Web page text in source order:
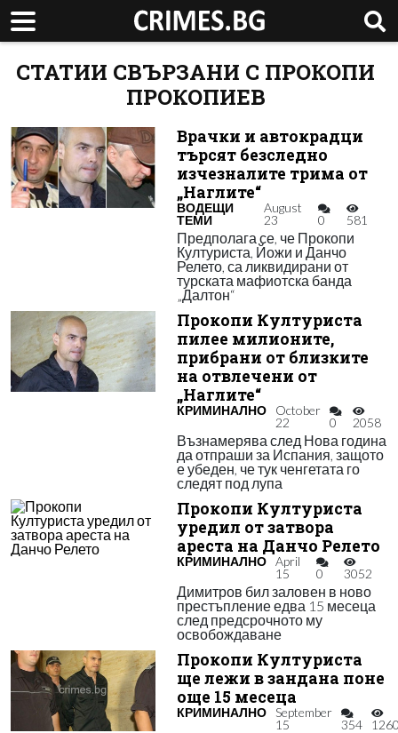
СТАТИИ СВЪРЗАНИ С ПРОКОПИ
ПРОКОПИЕВ
Врачки и автокрадци
търсят безследно
изчезналите трима от
„Наглите“
ВОДЕЩИ
ТЕМИ
August
23
0 581
Предполага се, че Прокопи
Културиста, Йожи и Данчо
Релето, са ликвидирани от
турската мафиотска банда
„Далтон“
Прокопи Културиста
пилее милионите,
прибрани от близките
на отвлечени от
„Наглите“
КРИМИНАЛНО
October
22
0 2058
Възнамерява след Нова година
да отпраши за Испания, защото
е убеден, че тук ченгетата го
следят под лупа
Прокопи Културиста
уредил от затвора
ареста на Данчо Релето
КРИМИНАЛНО
April
15
0 3052
Димитров бил заловен в ново
престъпление едва 15 месеца
след предсрочното му
освобождаване
Прокопи Културиста
ще лежи в зандана поне
още 15 месеца
КРИМИНАЛНО
September
15
354